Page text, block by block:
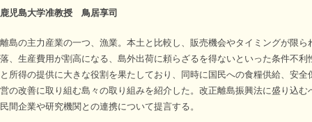
鹿児島大学准教授 鳥居享司
離島の主力産業の一つ、漁業。本土と比較し、販売機会やタイミングが限
落、生産費用が割高になる、島外出荷に頼らざるを得ないといった条件不
と所得の提供に大きな役割を果たしており、同時に国民への食糧供給、安
営の改善に取り組む島々の取り組みを紹介した。改正離島振興法に盛り込
民間企業や研究機関との連携について提言する。